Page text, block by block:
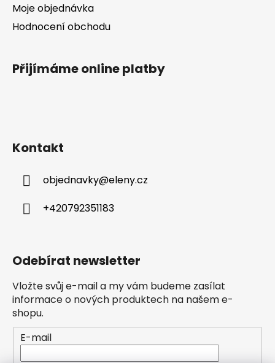
Moje objednávka
Hodnocení obchodu
Přijímáme online platby
Kontakt
objednavky@eleny.cz
+420792351183
Odebírat newsletter
Vložte svůj e-mail a my vám budeme zasílat
informace o nových produktech na našem e-
shopu.
E-mail